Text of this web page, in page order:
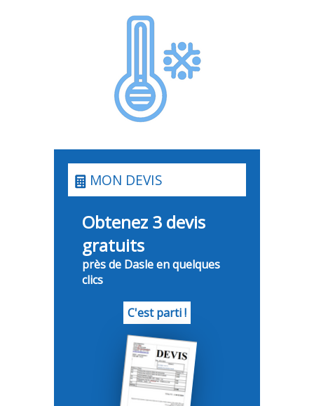
MON DEVIS
Obtenez 3 devis
gratuits
près de Dasle en quelques
clics
C'est parti !